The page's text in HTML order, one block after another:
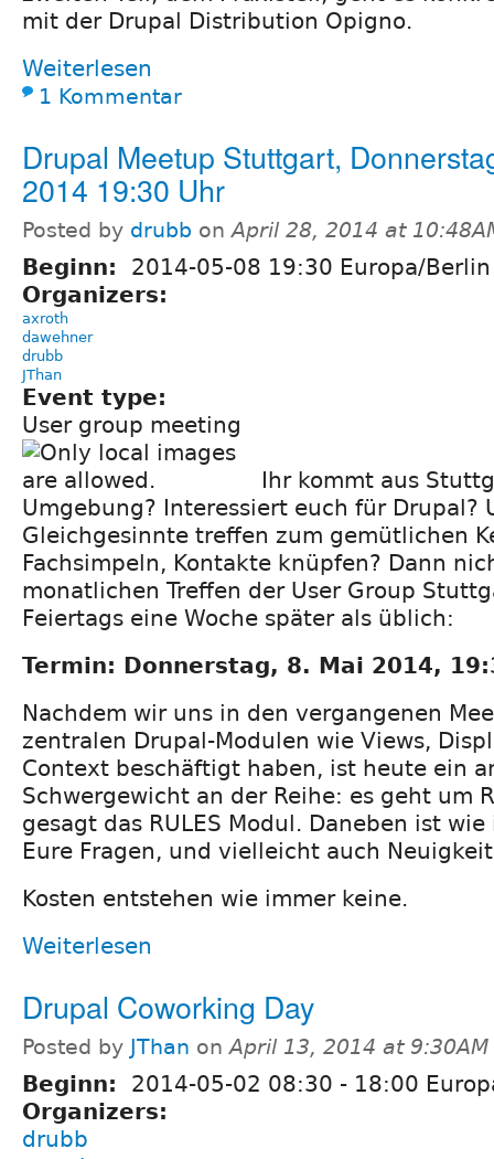
mit der Drupal Distribution Opigno.
Weiterlesen
1 Kommentar
Drupal Meetup Stuttgart,
2014 19:30 Uhr
Posted by drubb onApril 28, 2014 at
Beginn:
2014-05-08 19:30 Europa/Berlin
Organizers:
axroth
dawehner
drubb
JThan
Event type:
User group meeting
Ihr kommt aus
Umgebung? Interessiert euch für Drupal?
Gleichgesinnte treffen zum gemütlichen
Fachsimpeln, Kontakte knüpfen? Dann
monatlichen Treffen der User Group
Feiertags eine Woche später als üblich:
Termin: Donnerstag, 8. Mai 2014,
Nachdem wir uns in den vergangenen
zentralen Drupal-Modulen wie Views,
Context beschäftigt haben, ist heute ein
Schwergewicht an der Reihe: es geht um
gesagt das RULES Modul. Daneben ist
Eure Fragen, und vielleicht auch
Kosten entstehen wie immer keine.
Weiterlesen
Drupal Coworking Day
Posted by JThan onApril 13, 2014 at 9:30AM
Beginn: 2014-05-02 08:30 - 18:00
Organizers:
drubb